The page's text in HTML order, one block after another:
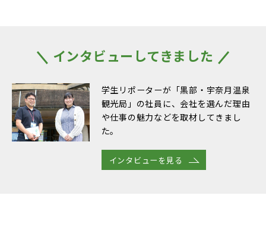
インタビューしてきました
学生リポーターが「黒部・宇奈月温泉
観光局」の社員に、会社を選んだ理由
や仕事の魅力などを取材してきまし
た。
インタビューを見る